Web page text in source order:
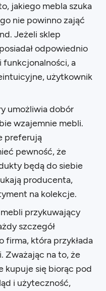
jakiego mebla szuka
nie powinno zająć
Jeżeli sklep
odpowiednio
a
użytkownik
umożliwia dobór
wzajemnie mebli.
preferują
pewność, że
będą do siebie
producenta,
na kolekcje.
przykuwający
szczegół
firma, która przykłada
Zważając na to, że
kupuje się biorąc pod
i użyteczność,